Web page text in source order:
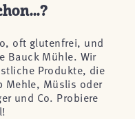
oft glutenfrei, und
Bauck Mühle. Wir
Produkte, die
Mehle, Müslis oder
und Co. Probiere